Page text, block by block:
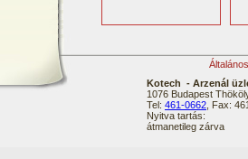
Kotech - Arzenál
1076 Budapest
Tel: 461-0662 , Fax:
Nyitva tartás:
átmanetileg zárva